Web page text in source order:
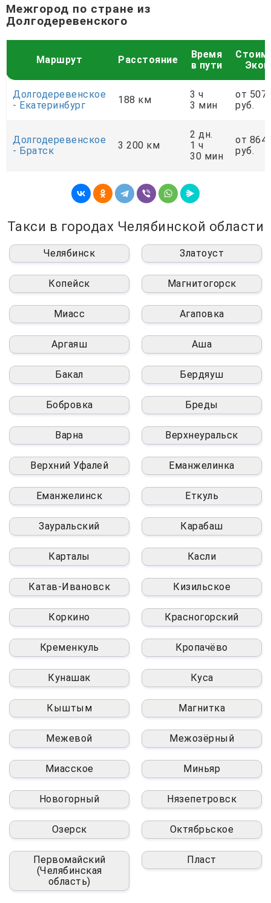
Межгород по стране из
Долгодеревенского
Маршрут Расстояние
Время
в пути
Долгодеревенское
- Екатеринбург
188 км
3 ч
3 мин
от
руб.
Долгодеревенское
- Братск
3 200 км
2 дн.
1 ч
30 мин
от
руб.
Такси в городах Челябинской области
Челябинск Златоуст
Копейск Магнитогорск
Миасс Агаповка
Аргаяш Аша
Бакал Бердяуш
Бобровка Бреды
Варна Верхнеуральск
Верхний Уфалей Еманжелинка
Еманжелинск Еткуль
Зауральский Карабаш
Карталы Касли
Катав-Ивановск Кизильское
Коркино Красногорский
Кременкуль Кропачёво
Кунашак Куса
Кыштым Магнитка
Межевой Межозёрный
Миасское Миньяр
Новогорный Нязепетровск
Озерск Октябрьское
Первомайский
(Челябинская
область)
Пласт